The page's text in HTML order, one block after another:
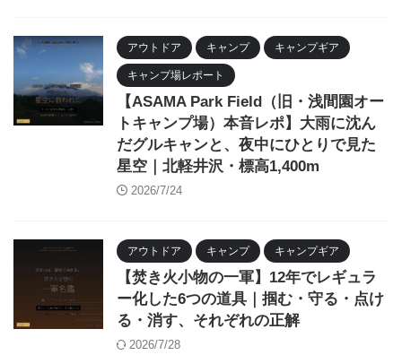
アウトドア キャンプ キャンプギア
キャンプ場レポート
【ASAMA Park Field（旧・浅間園オー
トキャンプ場）本音レポ】大雨に沈ん
だグルキャンと、夜中にひとりで見た
星空｜北軽井沢・標高1,400m
2026/7/24
アウトドア キャンプ キャンプギア
【焚き火小物の一軍】12年でレギュラ
ー化した6つの道具｜掴む・守る・点け
る・消す、それぞれの正解
2026/7/28